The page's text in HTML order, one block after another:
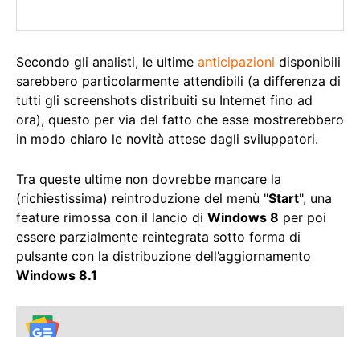
Secondo gli analisti, le ultime anticipazioni disponibili
sarebbero particolarmente attendibili (a differenza di
tutti gli screenshots distribuiti su Internet fino ad
ora), questo per via del fatto che esse mostrerebbero
in modo chiaro le novità attese dagli sviluppatori.
Tra queste ultime non dovrebbe mancare la
(richiestissima) reintroduzione del menù "Start", una
feature rimossa con il lancio di Windows 8 per poi
essere parzialmente reintegrata sotto forma di
pulsante con la distribuzione dell’aggiornamento
Windows 8.1